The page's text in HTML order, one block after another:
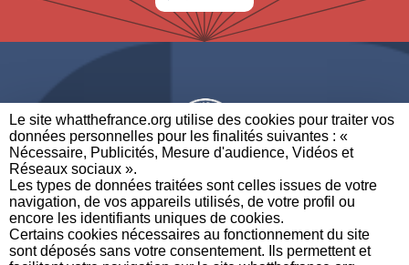
Le site whatthefrance.org utilise des cookies pour traiter vos
données personnelles pour les finalités suivantes : «
Nécessaire, Publicités, Mesure d'audience, Vidéos et
Réseaux sociaux ». ​
Les types de données traitées sont celles issues de votre
navigation, de vos appareils utilisés, de votre profil ou
encore les identifiants uniques de cookies. ​
Certains cookies nécessaires au fonctionnement du site
sont déposés sans votre consentement. Ils permettent et
A BRAND OF
PARTENAIRES CONTACTEZ-NOUS MENTIONS LÉGALES